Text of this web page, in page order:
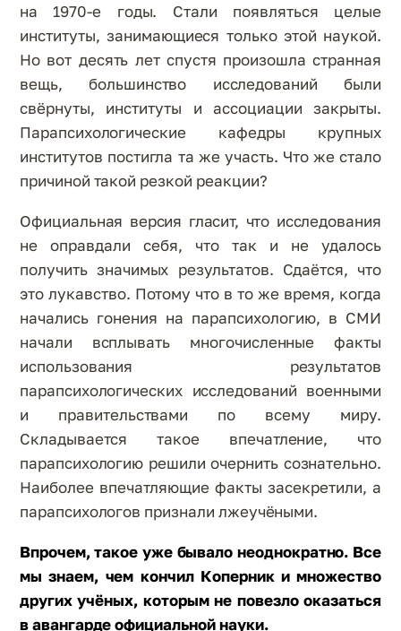
на 1970-е годы. Стали появляться целые
институты, занимающиеся только этой наукой.
Но вот десять лет спустя произошла странная
вещь, большинство исследований были
свёрнуты, институты и ассоциации закрыты.
Парапсихологические кафедры крупных
институтов постигла та же участь. Что же стало
причиной такой резкой реакции?
Официальная версия гласит, что исследования
не оправдали себя, что так и не удалось
получить значимых результатов. Сдаётся, что
это лукавство. Потому что в то же время, когда
начались гонения на парапсихологию, в СМИ
начали всплывать многочисленные факты
использования результатов
парапсихологических исследований военными
и правительствами по всему миру.
Складывается такое впечатление, что
парапсихологию решили очернить сознательно.
Наиболее впечатляющие факты засекретили, а
парапсихологов признали лжеучёными.
Впрочем, такое уже бывало неоднократно. Все
мы знаем, чем кончил Коперник и множество
других учёных, которым не повезло оказаться
в авангарде официальной науки.